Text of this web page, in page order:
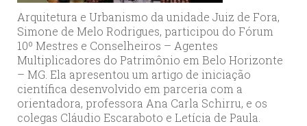
Arquitetura e Urbanismo da unidade Juiz de Fora,
Simone de Melo Rodrigues, participou do Fórum
10º Mestres e Conselheiros – Agentes
Multiplicadores do Patrimônio em Belo Horizonte
– MG. Ela apresentou um artigo de iniciação
científica desenvolvido em parceria com a
orientadora, professora Ana Carla Schirru, e os
colegas Cláudio Escaraboto e Letícia de Paula.